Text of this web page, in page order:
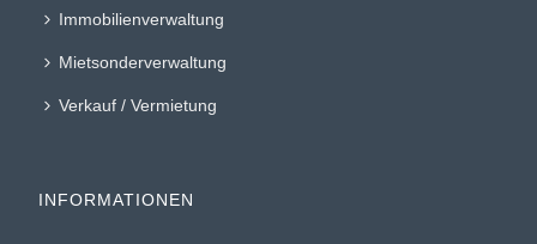
Immobilienverwaltung
Mietsonderverwaltung
Verkauf / Vermietung
INFORMATIONEN